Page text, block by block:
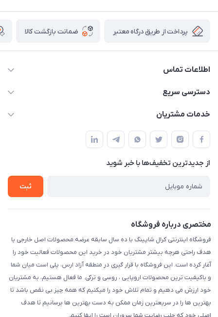
پرداخت از طریق درگاه معتبر ضمانت بازگشت کالا
اطلاعات تماس
09141934659
تجاری بین المللی داریوش ، طبقه همکف ، فروشگاه کرال شاپینگ
دسترسی سریع
حساب کاربری
لیست محصولات
درباره ما
خدمات مشتریان
پیگیری سفارش
شیوه های پرداخت
رویه مرجوع کالا
شرایط و قوانین
از جدید‌ترین تخفیف‌ها با‌ خبر شوید
ثبت
مختصری درباره فروشگاه
فروشگاه اینترنتی کرال شاپینگ با ده سال سابقه عرضه محصولات اصل خارجی با
هدف راحتی هرچه بیشتر مشتریان خود در خرید این محصولات فعالیت خود را
آغار کرده است. این فروشگاه با قرار گیری در منطقه آزاد ارس، پلی است میان شما
و باکیفیت ترین محصولات اروپایی ، روسی و ترکی. ما فعال هستیم، به مشتریان
خود ارزش می دهیم و تمام تلاش خود را میکنیم که همه چیز بی نقص باشد تا
بهترین ها را در سریعترین زمان ممکن به دست بهترین ها برسانیم تا هدف
اصلی خود که جلب رضایت شما سروران است را ایفا کنیم.